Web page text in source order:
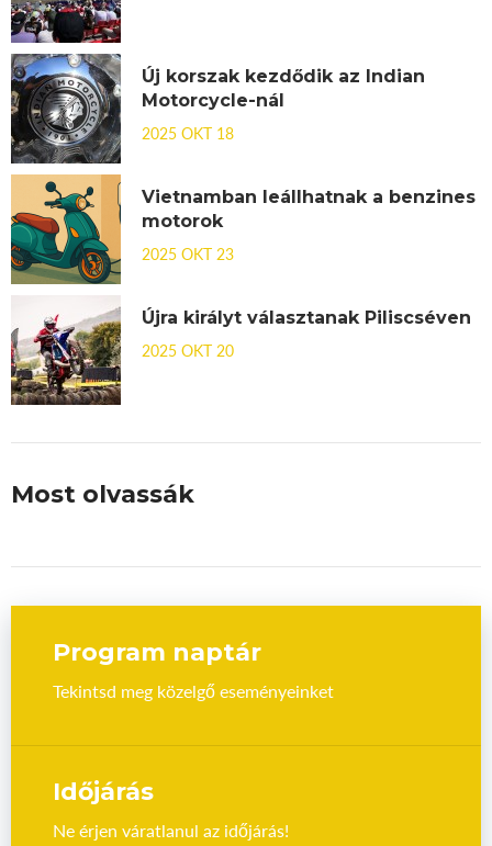
Új korszak kezdődik az Indian
Motorcycle-nál
2025 OKT 18
Vietnamban leállhatnak a benzines
motorok
2025 OKT 23
Újra királyt választanak Piliscséven
2025 OKT 20
Most olvassák
Program naptár
Tekintsd meg közelgő eseményeinket
Időjárás
Ne érjen váratlanul az időjárás!